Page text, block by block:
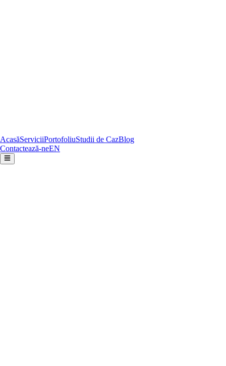
AcasăServiciiPortofoliuStudii de CazBlog
Contactează-neEN